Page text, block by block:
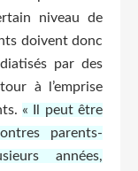
niveau de
doivent donc
par des
à l’emprise
« Il peut être
parents-
années,